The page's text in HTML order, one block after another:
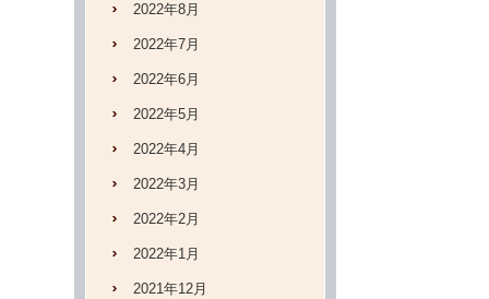
2022年8月
2022年7月
2022年6月
2022年5月
2022年4月
2022年3月
2022年2月
2022年1月
2021年12月